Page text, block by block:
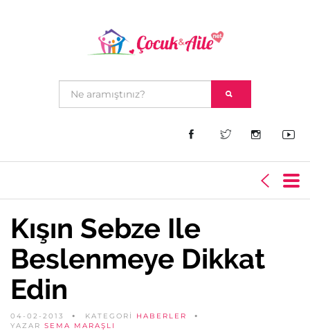
Kışın Sebze Ile
Beslenmeye Dikkat
Edin
04-02-2013 KATEGORİ HABERLER
YAZAR SEMA MARAŞLI